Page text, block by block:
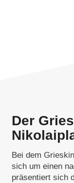
Der
Bei dem
sich um einen
präsentiert sich